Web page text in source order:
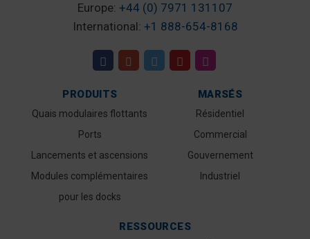
Europe: +44 (0) 7971 131107
International: +1 888-654-8168
PRODUITS
Quais modulaires flottants
Ports
Lancements et ascensions
Modules complémentaires
pour les docks
MARSÉS
Résidentiel
Commercial
Gouvernement
Industriel
RESSOURCES